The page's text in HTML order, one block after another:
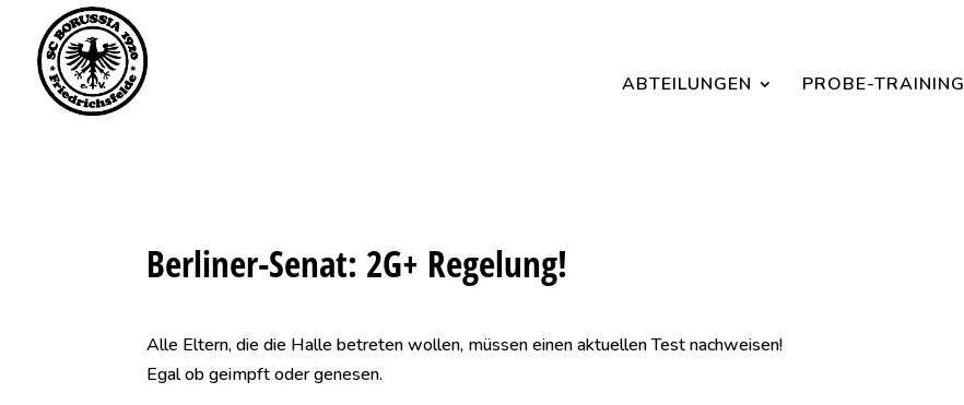
ABTEILUNGEN PROBE-TRAINING
Berliner-Senat: 2G+ Regelung!
Alle Eltern, die die Halle betreten wollen, müssen einen aktuellen Test nachweisen!
Egal ob geimpft oder genesen.